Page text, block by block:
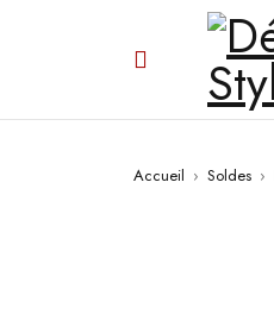
Accueil › Soldes ›